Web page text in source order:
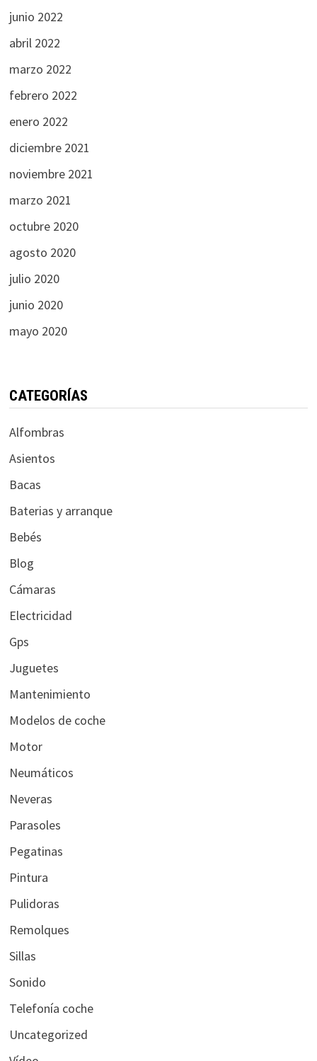
junio 2022
abril 2022
marzo 2022
febrero 2022
enero 2022
diciembre 2021
noviembre 2021
marzo 2021
octubre 2020
agosto 2020
julio 2020
junio 2020
mayo 2020
CATEGORÍAS
Alfombras
Asientos
Bacas
Baterias y arranque
Bebés
Blog
Cámaras
Electricidad
Gps
Juguetes
Mantenimiento
Modelos de coche
Motor
Neumáticos
Neveras
Parasoles
Pegatinas
Pintura
Pulidoras
Remolques
Sillas
Sonido
Telefonía coche
Uncategorized